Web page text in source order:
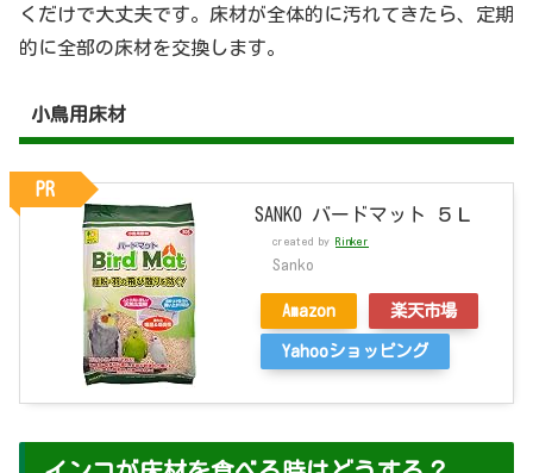
くだけで大丈夫です。床材が全体的に汚れてきたら、定期
的に全部の床材を交換します。
小鳥用床材
SANKO バードマット ５Ｌ
created by Rinker
Sanko
Amazon 楽天市場
Yahooショッピング
PR